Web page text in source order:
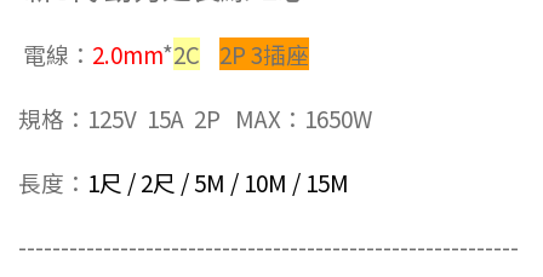
電線： 2.0mm*2C
2P 3插座
規格：125V 15A 2P MAX：1650W
長度： 1尺 / 2尺 / 5M / 10M / 15M
-----------------------------------------------------------